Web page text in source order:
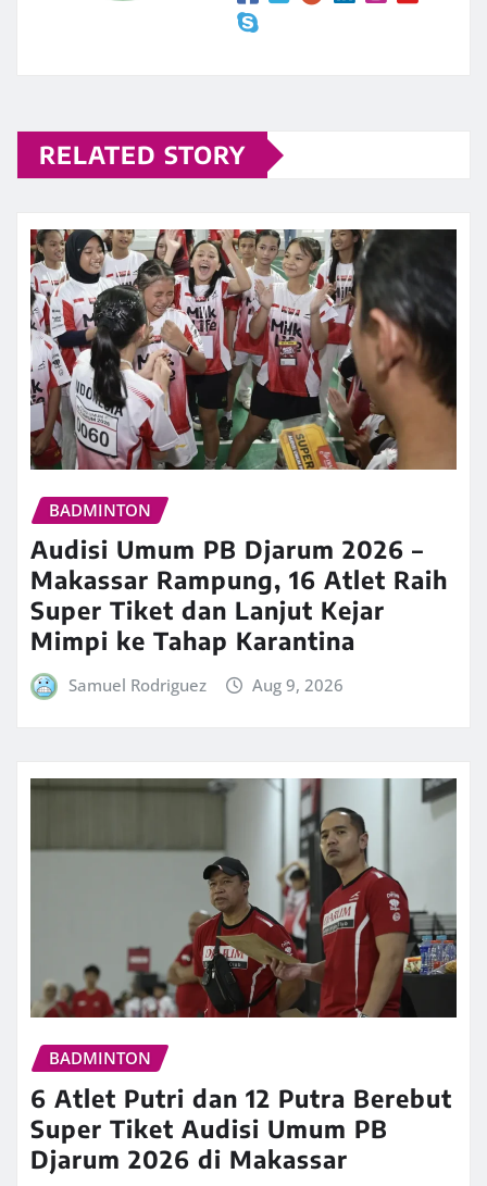
RELATED STORY
BADMINTON
Audisi Umum PB Djarum 2026 –
Makassar Rampung, 16 Atlet Raih
Super Tiket dan Lanjut Kejar
Mimpi ke Tahap Karantina
Samuel Rodriguez Aug 9, 2026
BADMINTON
6 Atlet Putri dan 12 Putra Berebut
Super Tiket Audisi Umum PB
Djarum 2026 di Makassar